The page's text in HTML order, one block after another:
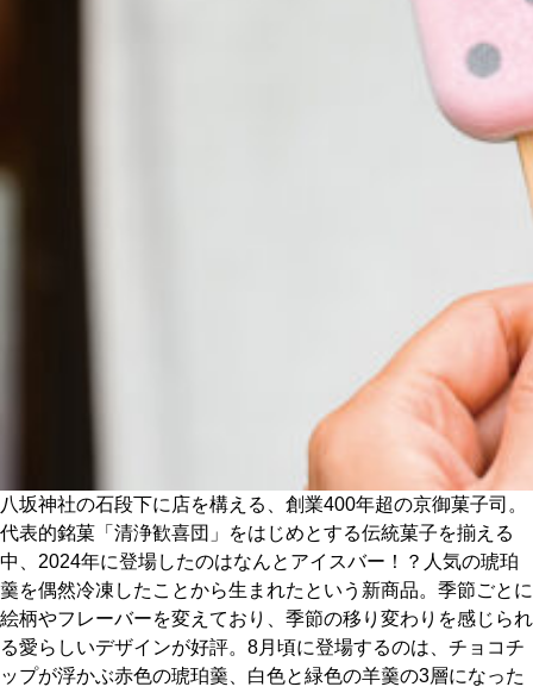
SERIES
カレーが好き
京都おやつクラブ
八坂神社の石段下に店を構える、創業400年超の京御菓子司。
代表的銘菓「清浄歓喜団」をはじめとする伝統菓子を揃える
中、2024年に登場したのはなんとアイスバー！？人気の琥珀
羹を偶然冷凍したことから生まれたという新商品。季節ごとに
絵柄やフレーバーを変えており、季節の移り変わりを感じられ
る愛らしいデザインが好評。8月頃に登場するのは、チョコチ
ップが浮かぶ赤色の琥珀羹、白色と緑色の羊羹の3層になった